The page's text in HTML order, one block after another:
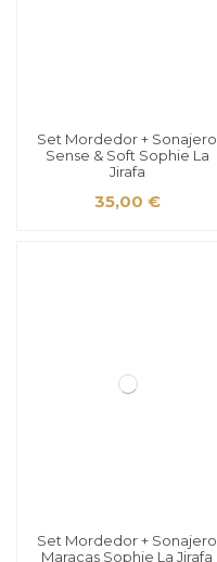
Set Mordedor + Sonajero
Sense & Soft Sophie La
Jirafa
35,00 €
Set Mordedor + Sonajero
Maracas Sophie La Jirafa